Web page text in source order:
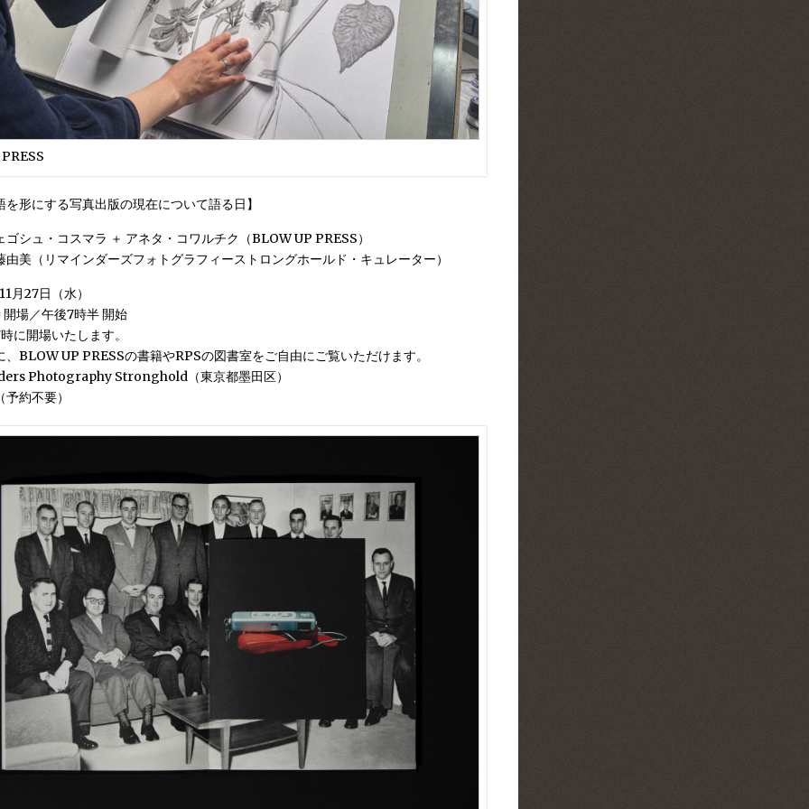
形にする写真出版の現在について語る日】
ゴシュ・コスマラ ＋ アネタ・コワルチク（BLOW UP PRESS）
由美（リマインダーズフォトグラフィーストロングホールド・キュレーター）
月27日（水）
場／午後7時半 開始
に開場いたします。
、BLOW UP PRESSの書籍やRPSの図書室をご自由にご覧いただけます。
Photography Stronghold（東京都墨田区）
約不要）